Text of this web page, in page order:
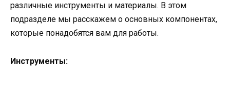
различные инструменты и материалы. В этом
подразделе мы расскажем о основных компонентах,
которые понадобятся вам для работы.
Инструменты: